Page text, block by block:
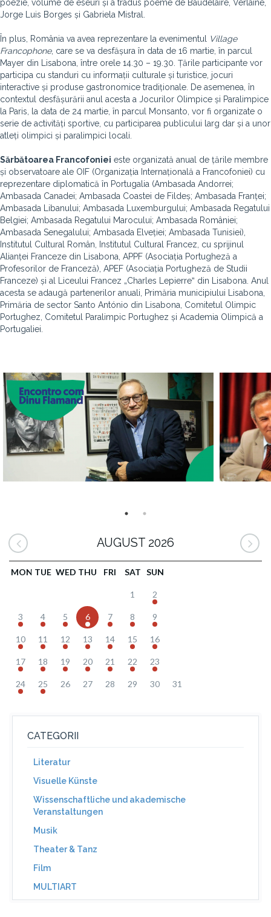
poezie, volume de eseuri și a tradus poeme de Baudelaire, Verlaine,
Jorge Luis Borges și Gabriela Mistral.
În plus, România va avea reprezentare la evenimentul
Village
Francophone, care se va desfășura în data de 16 martie, în parcul
Mayer din Lisabona, între orele 14.30 – 19.30. Țările participante vor
participa cu standuri cu informații culturale și turistice, jocuri
interactive și produse gastronomice tradiționale. De asemenea, în
contextul desfășurării anul acesta a Jocurilor Olimpice și Paralimpice
la Paris, la data de 24 martie, în parcul Monsanto, vor fi organizate o
serie de activități sportive, cu participarea publicului larg dar și a unor
atleți olimpici și paralimpici locali.
Sărbătoarea Francofoniei este organizată anual de țările membre
și observatoare ale OIF (Organizația Internațională a Francofoniei) cu
reprezentare diplomatică în Portugalia (Ambasada Andorrei;
Ambasada Canadei; Ambasada Coastei de Fildeș; Ambasada Franței;
Ambasada Libanului; Ambasada Luxemburgului; Ambasada Regatului
Belgiei; Ambasada Regatului Marocului; Ambasada României;
Ambasada Senegalului; Ambasada Elveției; Ambasada Tunisiei),
Institutul Cultural Român, Institutul Cultural Francez, cu sprijinul
Alianței Franceze din Lisabona, APPF (Asociația Portugheză a
Profesorilor de Franceză), APEF (Asociația Portugheză de Studii
Franceze) și al Liceului Francez „Charles Lepierreˮ din Lisabona. Anul
acesta se adaugă partenerilor anuali, Primăria municipiului Lisabona,
Primăria de sector Santo António din Lisabona, Comitetul Olimpic
Portughez, Comitetul Paralimpic Portughez și Academia Olimpică a
Portugaliei.
AUGUST 2026
MON TUE WED THU FRI SAT SUN
1 2
3 4 5 6 7 8 9
10 11 12 13 14 15 16
17 18 19 20 21 22 23
24 25 26 27 28 29 30 31
CATEGORII
Literatur
Visuelle Künste
Wissenschaftliche und akademische
Veranstaltungen
Musik
Theater & Tanz
Film
MULTIART